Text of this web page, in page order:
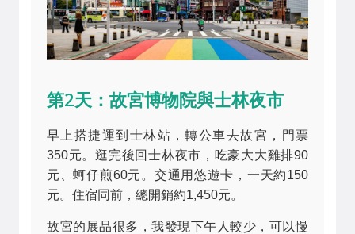
第2天：故宮博物院與士林夜市
早上搭捷運到士林站，轉公車去故宮，門票
350元。逛完後回士林夜市，吃豪大大雞排90
元、蚵仔煎60元。交通用悠遊卡，一天約150
元。住宿同前，總開銷約1,450元。
故宮的展品很多，我發現下午人較少，可以慢